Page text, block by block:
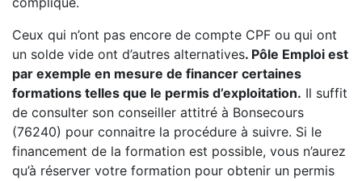
Ceux qui n’ont pas encore de compte CPF ou qui ont
un solde vide ont d’autres alternatives. Pôle Emploi est
par exemple en mesure de financer certaines
formations telles que le permis d’exploitation. Il suffit
de consulter son conseiller attitré à Bonsecours
(76240) pour connaitre la procédure à suivre. Si le
financement de la formation est possible, vous n’aurez
qu’à réserver votre formation pour obtenir un permis